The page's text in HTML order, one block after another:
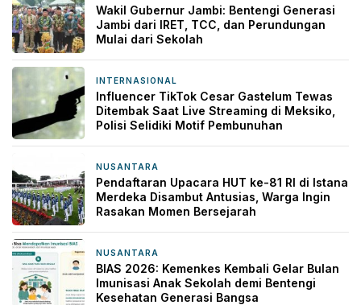
Wakil Gubernur Jambi: Bentengi Generasi
Jambi dari IRET, TCC, dan Perundungan
Mulai dari Sekolah
INTERNASIONAL
Influencer TikTok Cesar Gastelum Tewas
Ditembak Saat Live Streaming di Meksiko,
Polisi Selidiki Motif Pembunuhan
NUSANTARA
Pendaftaran Upacara HUT ke-81 RI di Istana
Merdeka Disambut Antusias, Warga Ingin
Rasakan Momen Bersejarah
NUSANTARA
BIAS 2026: Kemenkes Kembali Gelar Bulan
Imunisasi Anak Sekolah demi Bentengi
Kesehatan Generasi Bangsa